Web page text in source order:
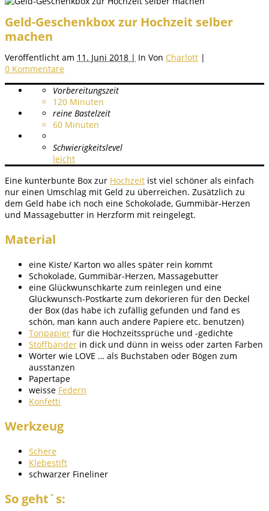
Geld-Geschenkbox zur Hochzeit selber
machen
Veröffentlicht am 11. Juni 2018 | In Von Charlott |
0 Kommentare
Vorbereitungszeit
120 Minuten
reine Bastelzeit
60 Minuten
Schwierigkeitslevel
leicht
Eine kunterbunte Box zur Hochzeit ist viel schöner als einfach
nur einen Umschlag mit Geld zu überreichen. Zusätzlich zu
dem Geld habe ich noch eine Schokolade, Gummibär-Herzen
und Massagebutter in Herzform mit reingelegt.
Material
eine Kiste/ Karton wo alles später rein kommt
Schokolade, Gummibär-Herzen, Massagebutter
eine Glückwunschkarte zum reinlegen und eine
Glückwunsch-Postkarte zum dekorieren für den Deckel
der Box (das habe ich zufällig gefunden und fand es
schön, man kann auch andere Papiere etc. benutzen)
Tonpapier für die Hochzeitssprüche und -gedichte
Stoffbänder in dick und dünn in weiss oder zarten Farben
Wörter wie LOVE … als Buchstaben oder Bögen zum
ausstanzen
Papertape
weisse Federn
Konfetti
Werkzeug
Schere
Klebestift
schwarzer Fineliner
So geht´s: